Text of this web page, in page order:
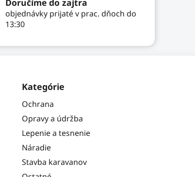
Doručíme do zajtra
objednávky prijaté v prac. dňoch do
13:30
Kategórie
Ochrana
Opravy a údržba
Lepenie a tesnenie
Náradie
Stavba karavanov